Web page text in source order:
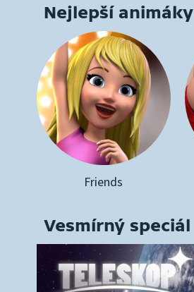
Nejlepší animáky
Friends
Vesmírný speciál